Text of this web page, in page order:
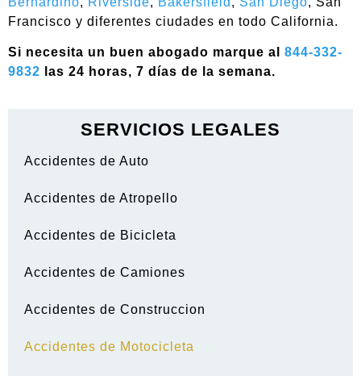
Francisco y diferentes ciudades en todo California.
Si necesita un buen abogado marque al 844-332-
9832 las 24 horas, 7 días de la semana.
SERVICIOS LEGALES
Accidentes de Auto
Accidentes de Atropello
Accidentes de Bicicleta
Accidentes de Camiones
Accidentes de Construccion
Accidentes de Motocicleta